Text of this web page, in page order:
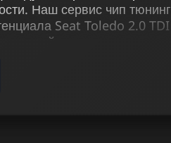
Наш сервис чип
Seat Toledo 2.0
включают чип
и EGR, удаление
изменений в
скорости.